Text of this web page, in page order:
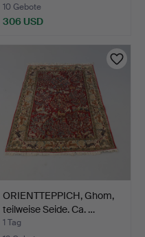
10 Gebote
306 USD
ORIENTTEPPICH, Ghom,
teilweise Seide. Ca. …
1 Tag